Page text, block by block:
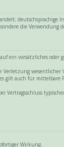
deutschsprachige
die Verwendung
ein vorsätzliches oder
Verletzung wesentlicher
gilt auch für mittelbare
Wirkung.